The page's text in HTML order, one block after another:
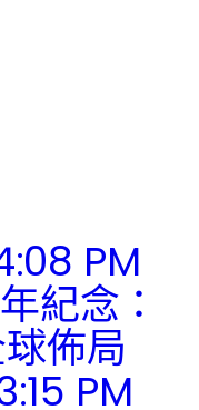
PM
紀念：
佈局
PM